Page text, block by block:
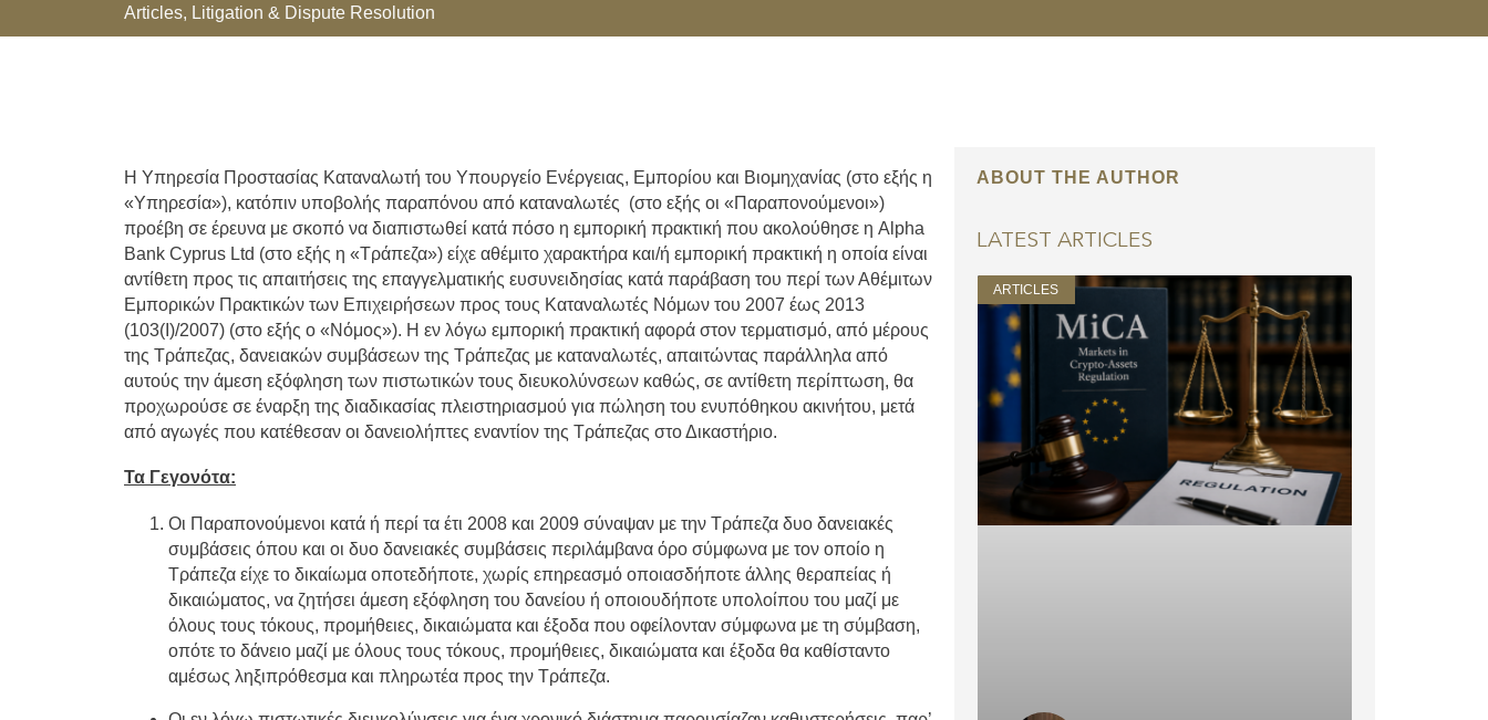
Articles, Litigation & Dispute Resolution
Η Υπηρεσία Προστασίας Καταναλωτή του Υπουργείο Ενέργειας, Εμπορίου και Βιομηχανίας (στο εξής η
«Υπηρεσία»), κατόπιν υποβολής παραπόνου από καταναλωτές (στο εξής οι «Παραπονούμενοι»)
προέβη σε έρευνα με σκοπό να διαπιστωθεί κατά πόσο η εμπορική πρακτική που ακολούθησε η Alpha
Bank Cyprus Ltd (στο εξής η «Τράπεζα») είχε αθέμιτο χαρακτήρα και/ή εμπορική πρακτική η οποία είναι
αντίθετη προς τις απαιτήσεις της επαγγελματικής ευσυνειδησίας κατά παράβαση του περί των Αθέμιτων
Εμπορικών Πρακτικών των Επιχειρήσεων προς τους Καταναλωτές Νόμων του 2007 έως 2013
(103(I)/2007) (στο εξής ο «Νόμος»). Η εν λόγω εμπορική πρακτική αφορά στον τερματισμό, από μέρους
της Τράπεζας, δανειακών συμβάσεων της Τράπεζας με καταναλωτές, απαιτώντας παράλληλα από
αυτούς την άμεση εξόφληση των πιστωτικών τους διευκολύνσεων καθώς, σε αντίθετη περίπτωση, θα
προχωρούσε σε έναρξη της διαδικασίας πλειστηριασμού για πώληση του ενυπόθηκου ακινήτου, μετά
από αγωγές που κατέθεσαν οι δανειολήπτες εναντίον της Τράπεζας στο Δικαστήριο.
Τα Γεγονότα:
Οι Παραπονούμενοι κατά ή περί τα έτι 2008 και 2009 σύναψαν με την Τράπεζα δυο δανειακές
συμβάσεις όπου και οι δυο δανειακές συμβάσεις περιλάμβανα όρο σύμφωνα με τον οποίο η
Τράπεζα είχε το δικαίωμα οποτεδήποτε, χωρίς επηρεασμό οποιασδήποτε άλλης θεραπείας ή
δικαιώματος, να ζητήσει άμεση εξόφληση του δανείου ή οποιουδήποτε υπολοίπου του μαζί με
όλους τους τόκους, προμήθειες, δικαιώματα και έξοδα που οφείλονταν σύμφωνα με τη σύμβαση,
οπότε το δάνειο μαζί με όλους τους τόκους, προμήθειες, δικαιώματα και έξοδα θα καθίσταντο
αμέσως ληξιπρόθεσμα και πληρωτέα προς την Τράπεζα.
ABOUT THE AUTHOR
LATEST ARTICLES
ARTICLES